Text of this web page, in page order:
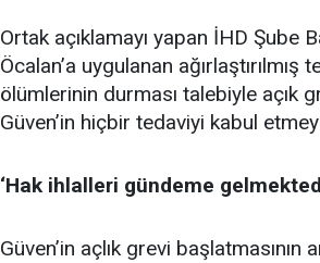
Ortak açıklamayı yapan İHD Şube
Öcalan’a uygulanan ağırlaştırılmış
ölümlerinin durması talebiyle açık
Güven’in hiçbir tedaviyi kabul
‘Hak ihlalleri gündeme
Güven’in açlık grevi